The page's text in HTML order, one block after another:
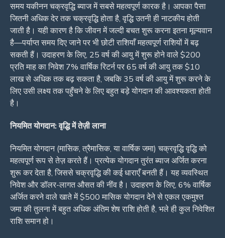
समय यकीनन चक्रवृद्धि ब्याज में सबसे महत्वपूर्ण कारक है। आपका पैसा
जितनी अधिक देर तक चक्रवृद्धि होता है, वृद्धि उतनी ही नाटकीय होती
जाती है। यही कारण है कि जीवन में जल्दी बचत शुरू करना इतना मूल्यवान
है—पर्याप्त समय दिए जाने पर भी छोटी राशियाँ महत्वपूर्ण राशियों में बढ़
सकती हैं। उदाहरण के लिए, 25 वर्ष की आयु में शुरू होने वाले $200
प्रति माह का निवेश 7% वार्षिक रिटर्न पर 65 वर्ष की आयु तक $10
लाख से अधिक तक बढ़ सकता है, जबकि 35 वर्ष की आयु में शुरू करने के
लिए उसी लक्ष्य तक पहुँचने के लिए बहुत बड़े योगदान की आवश्यकता होती
है।
नियमित योगदान: वृद्धि में तेज़ी लाना
नियमित योगदान (मासिक, त्रैमासिक, या वार्षिक जमा) चक्रवृद्धि वृद्धि को
महत्वपूर्ण रूप से तेज़ करते हैं। प्रत्येक योगदान तुरंत ब्याज अर्जित करना
शुरू कर देता है, जिससे चक्रवृद्धि की कई धाराएँ बनती हैं। यह व्यवस्थित
निवेश और डॉलर-लागत औसत की नींव है। उदाहरण के लिए, 6% वार्षिक
अर्जित करने वाले खाते में $500 मासिक योगदान देने से एकल एकमुश्त
जमा की तुलना में बहुत अधिक अंतिम शेष राशि होती है, भले ही कुल निवेशित
राशि समान हो।